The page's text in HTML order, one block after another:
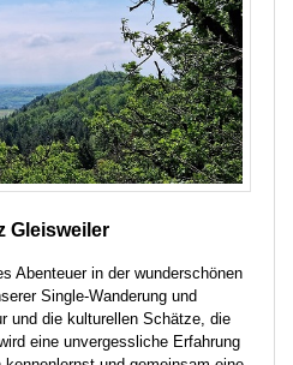
Gleisweiler
Abenteuer in der wunderschönen
Single-Wanderung und
und die kulturellen Schätze, die
eine unvergessliche Erfahrung